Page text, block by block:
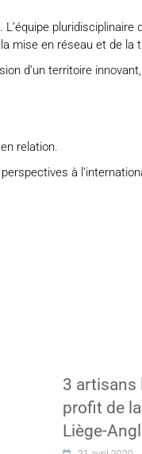
pluridisciplinaire
mise en réseau et de la
d’un territoire
relation.
à
3 artisans
profit de
Liège-